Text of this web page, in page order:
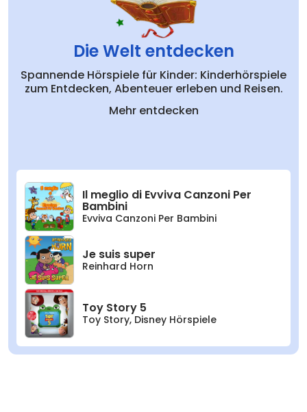
Die Welt entdecken
Spannende Hörspiele für Kinder: Kinderhörspiele
zum Entdecken, Abenteuer erleben und Reisen.
Mehr entdecken
Il meglio di Evviva Canzoni Per
Bambini
Evviva Canzoni Per Bambini
Je suis super
Reinhard Horn
Toy Story 5
Toy Story, Disney Hörspiele